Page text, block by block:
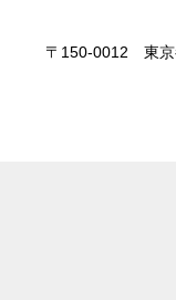
〒150-0012 東京